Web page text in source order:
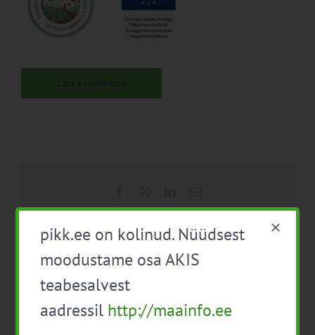
professionaalse kasutaja
täienduskoolitus (12 t)
pikk.ee on kolinud. Nüüdsest
moodustame osa AKIS
teabesalvest
aadressil http://maainfo.ee